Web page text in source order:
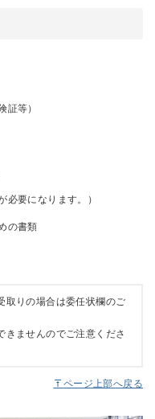
証等）
必要になります。）
の書類
取りの場合は委任状欄のご
ませんのでご注意くださ
ページ上部へ戻る